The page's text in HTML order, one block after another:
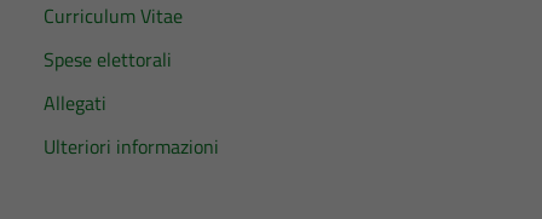
Curriculum Vitae
Spese elettorali
Allegati
Ulteriori informazioni